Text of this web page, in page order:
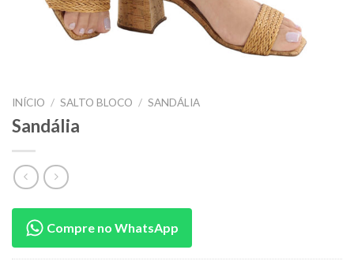
INÍCIO / SALTO BLOCO / SANDÁLIA
Sandália
Compre no WhatsApp